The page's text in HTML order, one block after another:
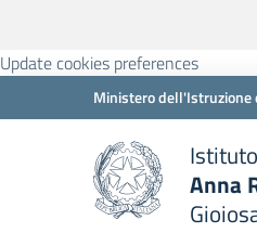
Update cookies preferences
Ministero dell'Istruzione
Anna